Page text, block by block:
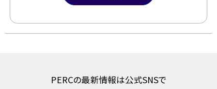
PERCの最新情報は公式SNSで